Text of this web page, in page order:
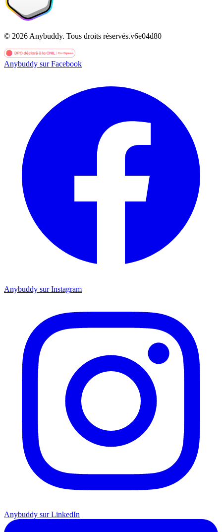
© 2026 Anybuddy. Tous droits réservés.v6e04d80
Anybuddy sur Facebook
Anybuddy sur Instagram
Anybuddy sur LinkedIn